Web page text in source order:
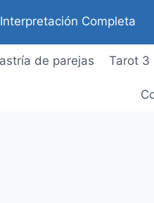
Completa
de parejas Tarot 3